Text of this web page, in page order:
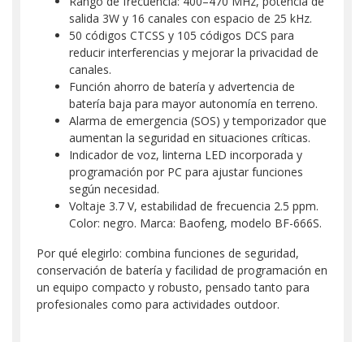
salida 3W y 16 canales con espacio de 25 kHz.
50 códigos CTCSS y 105 códigos DCS para
reducir interferencias y mejorar la privacidad de
canales.
Función ahorro de batería y advertencia de
batería baja para mayor autonomía en terreno.
Alarma de emergencia (SOS) y temporizador que
aumentan la seguridad en situaciones críticas.
Indicador de voz, linterna LED incorporada y
programación por PC para ajustar funciones
según necesidad.
Voltaje 3.7 V, estabilidad de frecuencia 2.5 ppm.
Color: negro. Marca: Baofeng, modelo BF-666S.
Por qué elegirlo: combina funciones de seguridad,
conservación de batería y facilidad de programación en
un equipo compacto y robusto, pensado tanto para
profesionales como para actividades outdoor.